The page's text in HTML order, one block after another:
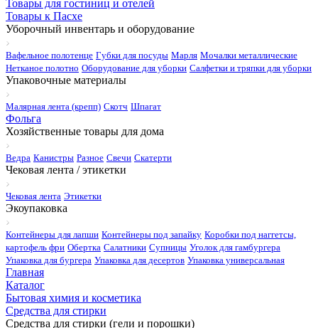
Товары для гостиниц и отелей
Товары к Пасхе
Уборочный инвентарь и оборудование
Вафельное полотенце Губки для посуды Марля Мочалки металлические
Нетканое полотно Оборудование для уборки Салфетки и тряпки для уборки
Упаковочные материалы
Малярная лента (крепп) Скотч Шпагат
Фольга
Хозяйственные товары для дома
Ведра Канистры Разное Свечи Скатерти
Чековая лента / этикетки
Чековая лента Этикетки
Экоупаковка
Контейнеры для лапши Контейнеры под запайку Коробки под наггетсы,
картофель фри Обертка Салатники Супницы Уголок для гамбургера
Упаковка для бургера Упаковка для десертов Упаковка универсальная
Главная
Каталог
Бытовая химия и косметика
Средства для стирки
Средства для стирки (гели и порошки)